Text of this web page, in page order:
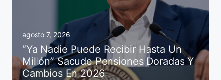
agosto 7, 2026
“Ya Nadie Puede Recibir Hasta Un
Millón” Sacude Pensiones Doradas Y
Cambios En 2026